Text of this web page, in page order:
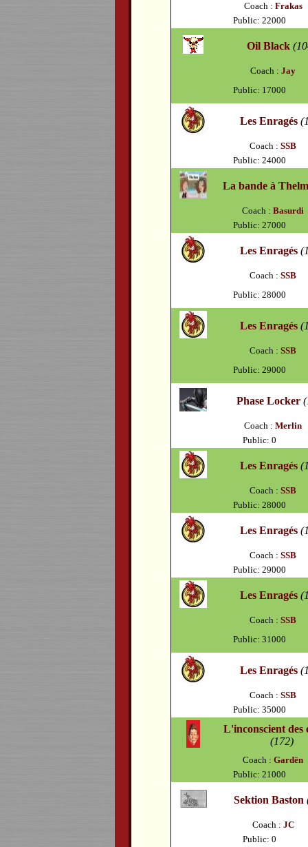
Coach : Frakas
Public: 22000
Oil Black
Coach :Jay
Public: 17000
Les Enragés
Coach :SSB
Public: 24000
La bande à
Coach :Basurdi
Public: 27000
Les Enragés
Coach :SSB
Public: 28000
Les Enragés
Coach :SSB
Public: 29000
Phase Locker
Coach :Merlin
Public: 0
Les Enragés
Coach :SSB
Public: 28000
Les Enragés
Coach :SSB
Public: 29000
Les Enragés
Coach :SSB
Public: 31000
Les Enragés
Coach :SSB
Public: 35000
L'inconscient des
(172)
Coach :Gardën
Public: 21000
Sektion Baston
Coach : JC
Public: 0